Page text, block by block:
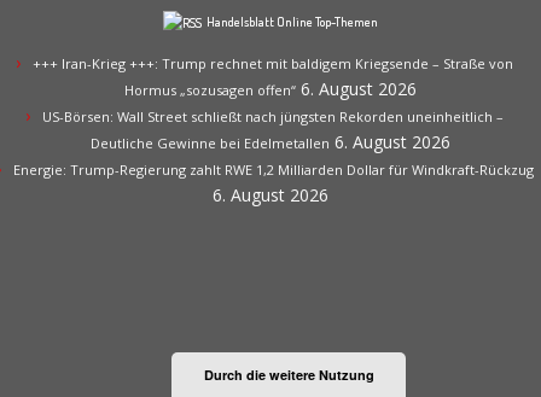
Handelsblatt Online Top-Themen
+++ Iran-Krieg +++: Trump rechnet mit baldigem Kriegsende – Straße von
Hormus „sozusagen offen“ 6. August 2026
US-Börsen: Wall Street schließt nach jüngsten Rekorden uneinheitlich –
Deutliche Gewinne bei Edelmetallen 6. August 2026
Energie: Trump-Regierung zahlt RWE 1,2 Milliarden Dollar für Windkraft-Rückzug
6. August 2026
Durch die weitere Nutzung